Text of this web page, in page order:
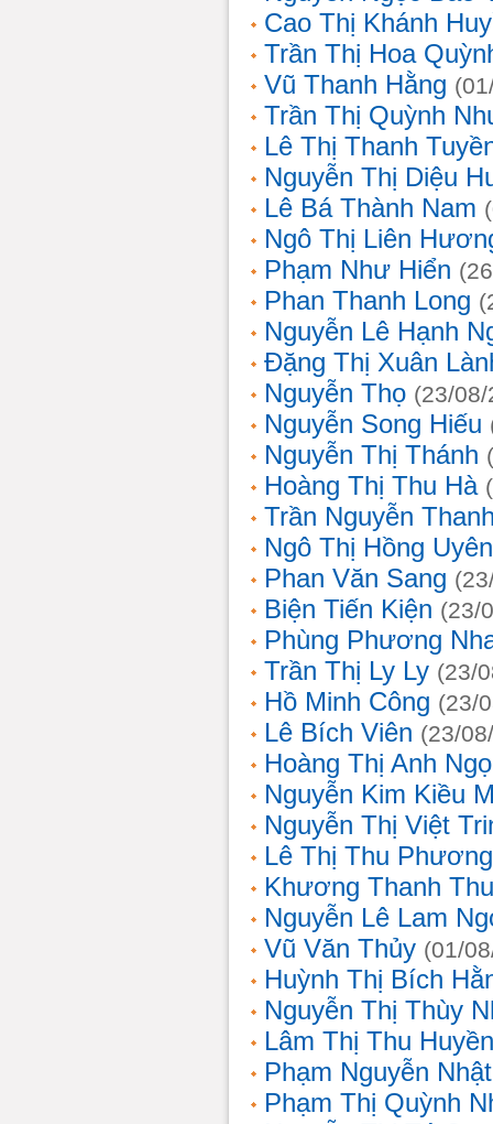
Cao Thị Khánh
Trần Thị Hoa
Vũ Thanh Hằng
Trần Thị Quỳnh
Lê Thị Thanh
Nguyễn Thị Diệu
Lê Bá Thành Nam
Ngô Thị Liên
Phạm Như Hiển
Phan Thanh Long
Nguyễn Lê Hạnh
Đặng Thị Xuân
Nguyễn Thọ (23/
Nguyễn Song Hiếu
Nguyễn Thị Thánh
Hoàng Thị Thu Hà
Trần Nguyễn
Ngô Thị Hồng Uyên
Phan Văn Sang
Biện Tiến Kiện (23/
Phùng Phương
Trần Thị Ly Ly (23/
Hồ Minh Công (23/
Lê Bích Viên (23/
Hoàng Thị Anh
Nguyễn Kim Kiều
Nguyễn Thị Việt
Lê Thị Thu Phương
Khương Thanh
Nguyễn Lê Lam
Vũ Văn Thủy (01/
Huỳnh Thị Bích
Nguyễn Thị Thùy
Lâm Thị Thu Huyền
Phạm Nguyễn
Phạm Thị Quỳnh